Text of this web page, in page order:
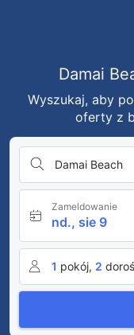
Damai
Wyszukaj, aby
oferty z
Damai Beach
Zameldowanie
nd., sie 9
1 pokój, 2